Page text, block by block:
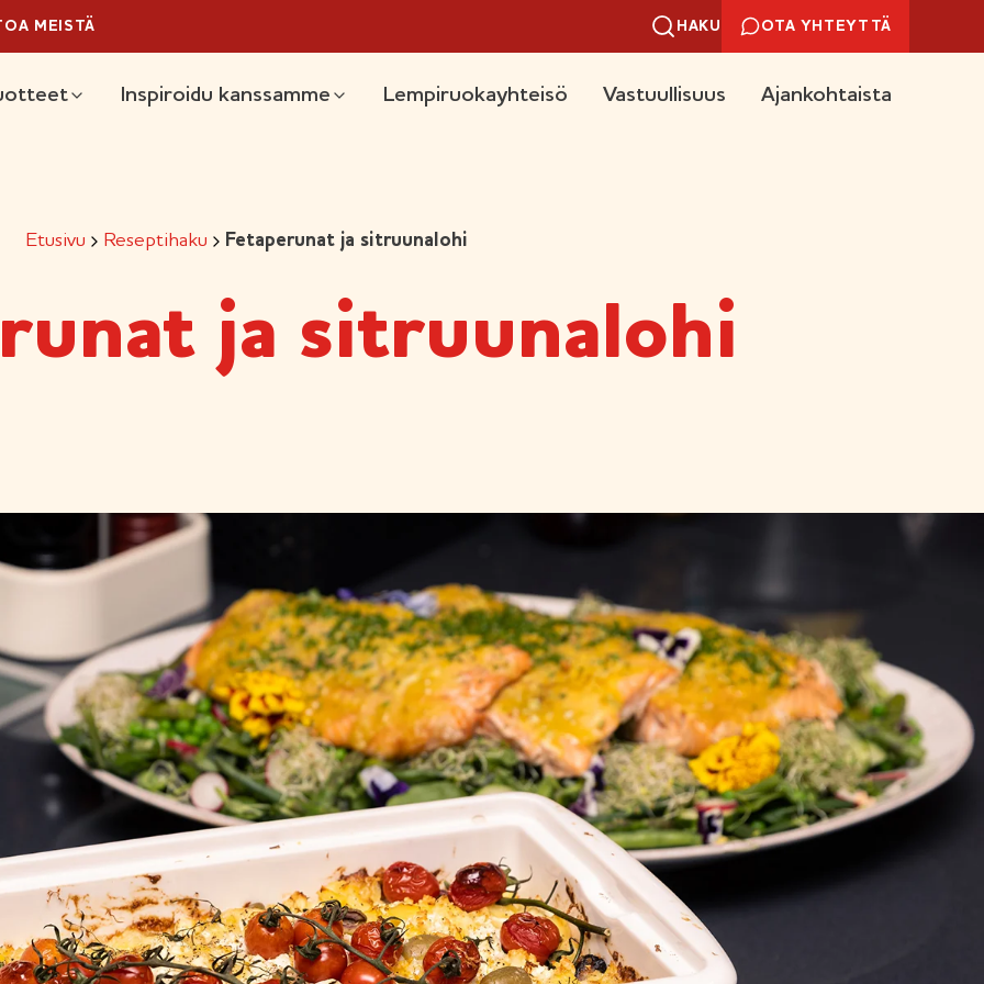
MEISTÄ HAKU OTA YHTEYTTÄ
Inspiroidu kanssamme Lempiruokayhteisö Vastuullisuus Ajankohtaista
Etusivu Reseptihaku Fetaperunat ja sitruunalohi
ja sitruunalohi